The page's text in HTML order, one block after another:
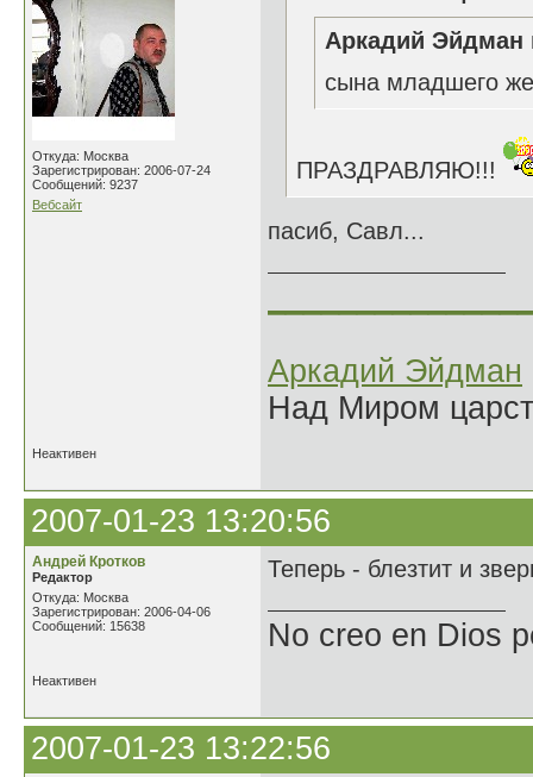
Откуда: Москва
Зарегистрирован: 2006-07-24
Сообщений: 9237
Вебсайт
Аркадий Эйдман
сына младшего
ПРАЗДРАВЛЯЮ!!!
пасиб, Савл...
Аркадий Эйдман
Над Миром
Неактивен
2007-01-23 13:20:56
Андрей Кротков
Редактор
Откуда: Москва
Зарегистрирован: 2006-04-06
Сообщений: 15638
Теперь - блезтит и
No creo en Dios
Неактивен
2007-01-23 13:22:56